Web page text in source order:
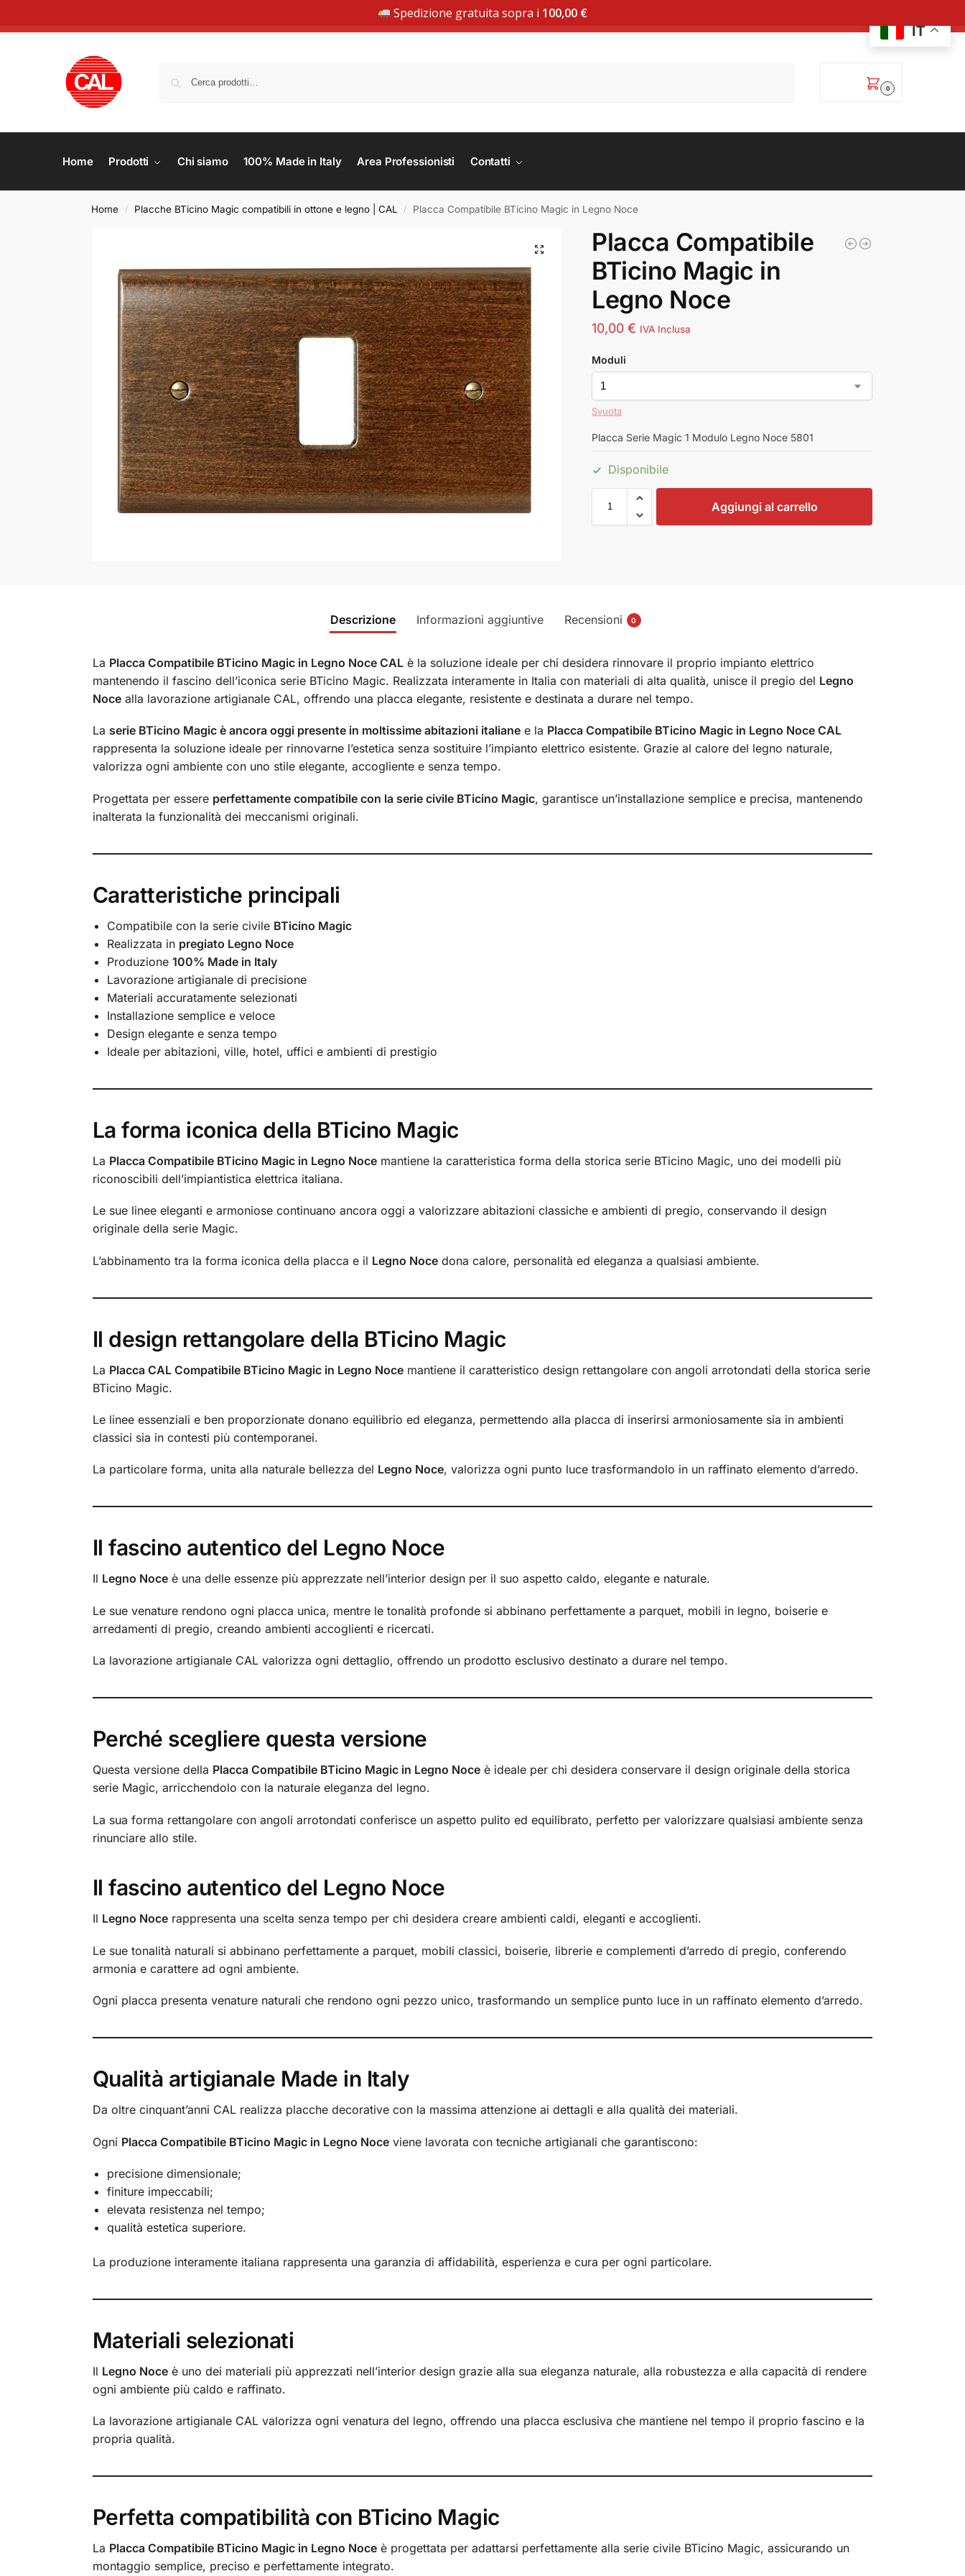
SPEDIZIONE GRATUITA DA 100 € | ACQUISTA ORA
0
Home Prodotti Chi siamo 100% Made in Italy Area Professionisti Contatti
Home / Placche BTicino Magic compatibili in ottone e legno | CAL / Placca Compatibile BTicino Magic in Legno Noce
Placca Compatibile
BTicino Magic in
Legno Noce
10,00€ IVA Inclusa
Moduli
Svuota
Placca Serie Magic 1 Modulo Legno Noce 5801
Disponibile
Aggiungi al carrello
Descrizione Informazioni aggiuntive Recensioni 0
La Placca Compatibile BTicino Magic in Legno Noce CALè la soluzione ideale per chi desidera rinnovare il proprio impianto elettrico
mantenendo il fascino dell’iconica serie BTicino Magic. Realizzata interamente in Italia con materiali di alta qualità, unisce il pregio del Legno
Nocealla lavorazione artigianale CAL, offrendo una placca elegante, resistente e destinata a durare nel tempo.
La serie BTicino Magic è ancora oggi presente in moltissime abitazioni italianee la Placca Compatibile BTicino Magic in Legno Noce CAL
rappresenta la soluzione ideale per rinnovarne l’estetica senza sostituire l’impianto elettrico esistente. Grazie al calore del legno naturale,
valorizza ogni ambiente con uno stile elegante, accogliente e senza tempo.
Progettata per essere perfettamente compatibile con la serie civile BTicino Magic, garantisce un’installazione semplice e precisa, mantenendo
inalterata la funzionalità dei meccanismi originali.
Caratteristiche principali
Compatibile con la serie civile BTicino Magic
Realizzata in pregiato Legno Noce
Produzione 100% Made in Italy
Lavorazione artigianale di precisione
Materiali accuratamente selezionati
Installazione semplice e veloce
Design elegante e senza tempo
Ideale per abitazioni, ville, hotel, uffici e ambienti di prestigio
La forma iconica della BTicino Magic
La Placca Compatibile BTicino Magic in Legno Nocemantiene la caratteristica forma della storica serie BTicino Magic, uno dei modelli più
riconoscibili dell’impiantistica elettrica italiana.
Le sue linee eleganti e armoniose continuano ancora oggi a valorizzare abitazioni classiche e ambienti di pregio, conservando il design
originale della serie Magic.
L’abbinamento tra la forma iconica della placca e il Legno Nocedona calore, personalità ed eleganza a qualsiasi ambiente.
Il design rettangolare della BTicino Magic
La Placca CAL Compatibile BTicino Magic in Legno Nocemantiene il caratteristico design rettangolare con angoli arrotondati della storica serie
BTicino Magic.
Le linee essenziali e ben proporzionate donano equilibrio ed eleganza, permettendo alla placca di inserirsi armoniosamente sia in ambienti
classici sia in contesti più contemporanei.
La particolare forma, unita alla naturale bellezza del Legno Noce, valorizza ogni punto luce trasformandolo in un raffinato elemento d’arredo.
Il fascino autentico del Legno Noce
Il Legno Noceè una delle essenze più apprezzate nell’interior design per il suo aspetto caldo, elegante e naturale.
Le sue venature rendono ogni placca unica, mentre le tonalità profonde si abbinano perfettamente a parquet, mobili in legno, boiserie e
arredamenti di pregio, creando ambienti accoglienti e ricercati.
La lavorazione artigianale CAL valorizza ogni dettaglio, offrendo un prodotto esclusivo destinato a durare nel tempo.
Perché scegliere questa versione
Questa versione della Placca Compatibile BTicino Magic in Legno Noceè ideale per chi desidera conservare il design originale della storica
serie Magic, arricchendolo con la naturale eleganza del legno.
La sua forma rettangolare con angoli arrotondati conferisce un aspetto pulito ed equilibrato, perfetto per valorizzare qualsiasi ambiente senza
rinunciare allo stile.
Il fascino autentico del Legno Noce
Il Legno Nocerappresenta una scelta senza tempo per chi desidera creare ambienti caldi, eleganti e accoglienti.
Le sue tonalità naturali si abbinano perfettamente a parquet, mobili classici, boiserie, librerie e complementi d’arredo di pregio, conferendo
armonia e carattere ad ogni ambiente.
Ogni placca presenta venature naturali che rendono ogni pezzo unico, trasformando un semplice punto luce in un raffinato elemento d’arredo.
Qualità artigianale Made in Italy
Da oltre cinquant’anni CAL realizza placche decorative con la massima attenzione ai dettagli e alla qualità dei materiali.
Ogni Placca Compatibile BTicino Magic in Legno Noceviene lavorata con tecniche artigianali che garantiscono:
precisione dimensionale;
finiture impeccabili;
elevata resistenza nel tempo;
qualità estetica superiore.
La produzione interamente italiana rappresenta una garanzia di affidabilità, esperienza e cura per ogni particolare.
Materiali selezionati
Il Legno Noceè uno dei materiali più apprezzati nell’interior design grazie alla sua eleganza naturale, alla robustezza e alla capacità di rendere
ogni ambiente più caldo e raffinato.
La lavorazione artigianale CAL valorizza ogni venatura del legno, offrendo una placca esclusiva che mantiene nel tempo il proprio fascino e la
propria qualità.
Perfetta compatibilità con BTicino Magic
La Placca Compatibile BTicino Magic in Legno Noceè progettata per adattarsi perfettamente alla serie civile BTicino Magic, assicurando un
montaggio semplice, preciso e perfettamente integrato.
IT
Spedizione gratuita sopra i 100,00 €